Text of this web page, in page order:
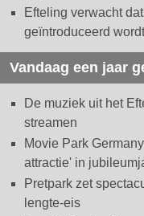
Efteling verwacht
geïntroduceerd wordt
Vandaag een jaar
De muziek uit het
streamen
Movie Park
attractie' in
Pretpark zet
lengte-eis